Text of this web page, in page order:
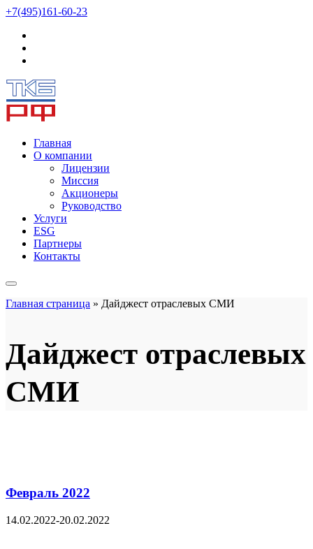
+7(495)161-60-23
Главная
О компании
Лицензии
Миссия
Акционеры
Руководство
Услуги
ESG
Партнеры
Контакты
Главная страница » Дайджест отраслевых СМИ
Дайджест отраслевых
СМИ
Февраль 2022
14.02.2022-20.02.2022